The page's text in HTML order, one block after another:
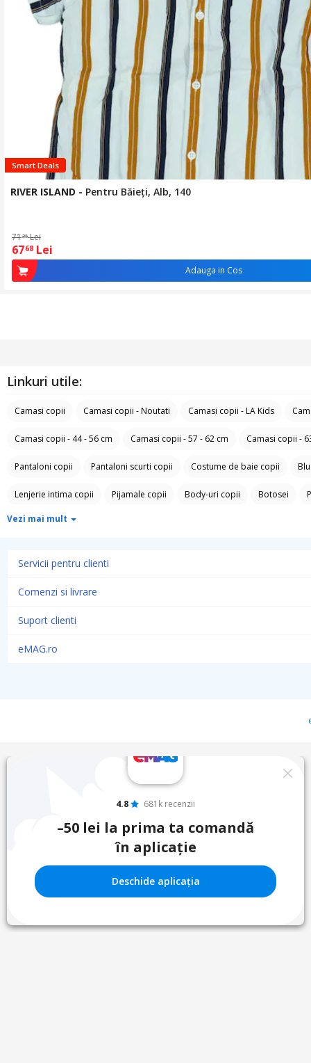
Smart Deals
RIVER ISLAND - Pentru Băieți, Alb, 140
7125 Lei
6768 Lei
Adauga in Cos
Linkuri utile:
Camasi copii Camasi copii - Noutati Camasi copii - LA Kids
Camasi copii - 44 - 56 cm Camasi copii - 57 - 62 cm Camasi copii -
Pantaloni copii Pantaloni scurti copii Costume de baie copii
Lenjerie intima copii Pijamale copii Body-uri copii Botosei
Sepci si caciuli copii
Vezi mai mult
Servicii pentru clienti
Comenzi si livrare
Suport clienti
eMAG.ro
4.8 681k recenzii
–50 lei la prima ta comandă
în aplicație
Deschide aplicația